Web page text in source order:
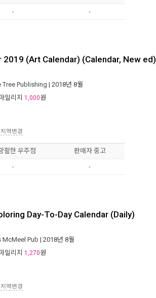
- -
2019 (Art Calendar) (Calendar, New ed)
Tree Publishing | 2018년 8월
일리지 1,000원
지역변경
활한 우주점 판매자 중고
- -
Day-To-Day Calendar (Daily)
McMeel Pub | 2018년 8월
일리지 1,270원
지역변경